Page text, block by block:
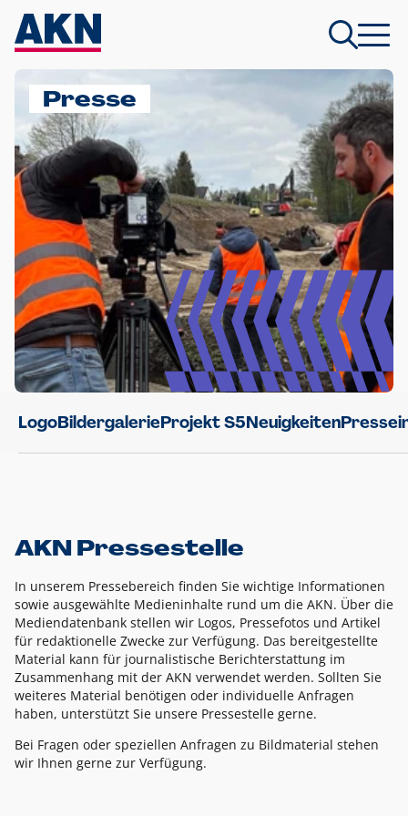
Presse
LogoBildergalerieProjekt S5Neuigkeiten
AKN Pressestelle
In unserem Pressebereich finden Sie wichtige Informationen
sowie ausgewählte Medieninhalte rund um die AKN. Über die
Mediendatenbank stellen wir Logos, Pressefotos und Artikel
für redaktionelle Zwecke zur Verfügung. Das bereitgestellte
Material kann für journalistische Berichterstattung im
Zusammenhang mit der AKN verwendet werden. Sollten Sie
weiteres Material benötigen oder individuelle Anfragen
haben, unterstützt Sie unsere Pressestelle gerne.
Bei Fragen oder speziellen Anfragen zu Bildmaterial stehen
wir Ihnen gerne zur Verfügung.